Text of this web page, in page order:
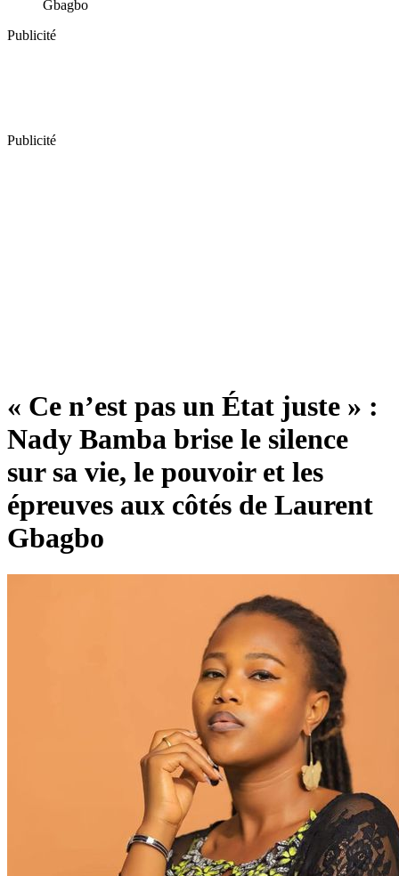
Gbagbo
Publicité
Publicité
« Ce n’est pas un État juste » :
Nady Bamba brise le silence
sur sa vie, le pouvoir et les
épreuves aux côtés de Laurent
Gbagbo